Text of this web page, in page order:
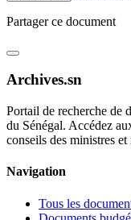
Partager ce document
Archives.sn
Portail de recherche de
du Sénégal. Accédez
conseils des ministres
Navigation
Tous les